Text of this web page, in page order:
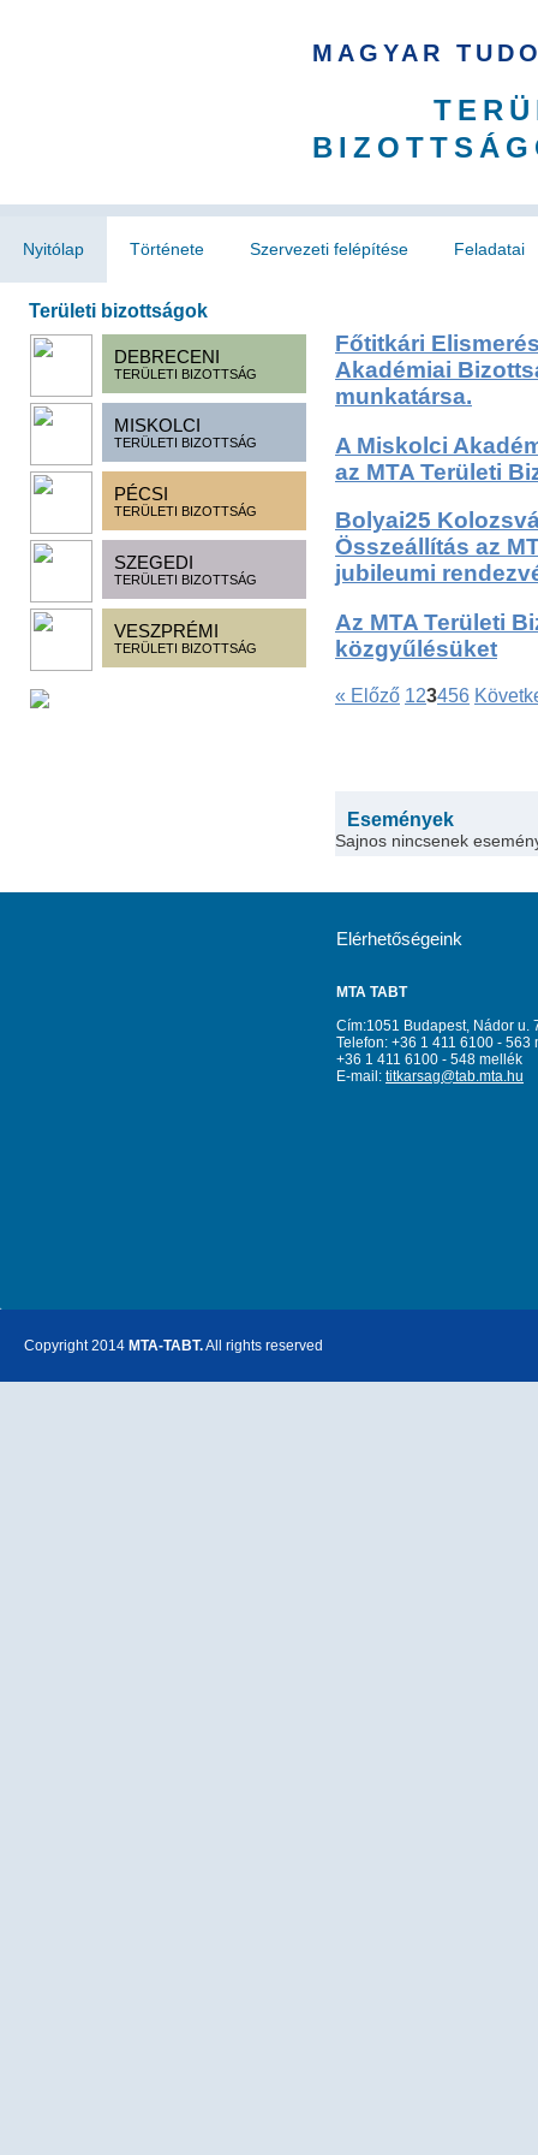
MAGYAR
Nyitólap Története Szervezeti felépítése Feladatai
Területi bizottságok
DEBRECENI
TERÜLETI BIZOTTSÁG
MISKOLCI
TERÜLETI BIZOTTSÁG
PÉCSI
TERÜLETI BIZOTTSÁG
SZEGEDI
TERÜLETI BIZOTTSÁG
VESZPRÉMI
TERÜLETI BIZOTTSÁG
Főtitkári
Akadémiai
munkatársa.
A Miskolci
az MTA Területi
Bolyai25
Összeállítás az
jubileumi
Az MTA Területi
közgyűlésüket
« Előző 123456
Események
Sajnos nincsenek
Elérhetőségeink
MTA TABT
Cím:1051 Budapest, Nádor u.
Telefon: +36 1 411 6100 - 563
+36 1 411 6100 - 548 mellék
E-mail: titkarsag@tab.mta.hu
Copyright 2014 MTA-TABT.All rights reserved